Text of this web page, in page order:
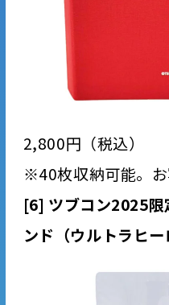
2,800円（税込）
※40枚収納可能。お
[6] ツブコン2025限
ンド（ウルトラヒー